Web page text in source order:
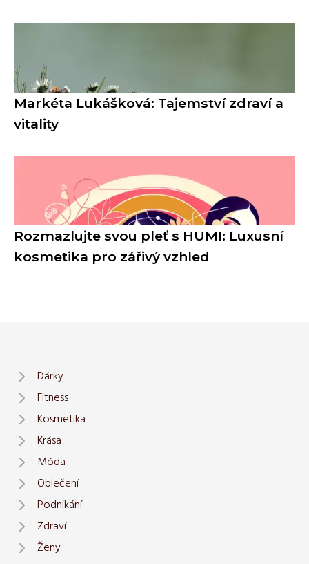
Markéta Lukášková: Tajemství zdraví a
vitality
Rozmazlujte svou pleť s HUMI: Luxusní
kosmetika pro zářivý vzhled
Dárky
Fitness
Kosmetika
Krása
Móda
Oblečení
Podnikání
Zdraví
Ženy